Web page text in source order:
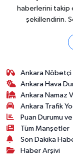
haberlerini takip
şekillendirin.
Ankara Nöbetçi
Ankara Hava
Ankara Namaz
Ankara Trafik
Puan Durumu
Tüm Manşetler
Son Dakika
Haber Arşivi